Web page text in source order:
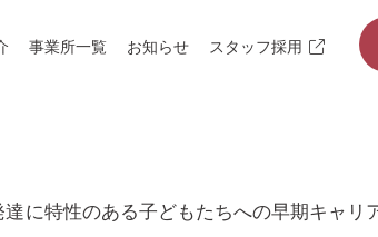
事業所一覧 お知らせ スタッフ採用
に特性のある子どもたちへの早期キャリ